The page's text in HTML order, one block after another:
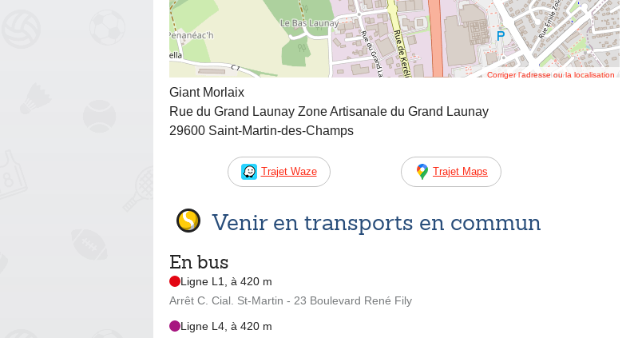
Corriger l’adresse ou la localisation
Giant Morlaix
Rue du Grand Launay Zone Artisanale du Grand Launay
29600 Saint-Martin-des-Champs
Trajet Waze Trajet Maps
Venir en transports en commun
En bus
Ligne L1, à 420 m
Arrêt C. Cial. St-Martin - 23 Boulevard René Fily
Ligne L4, à 420 m